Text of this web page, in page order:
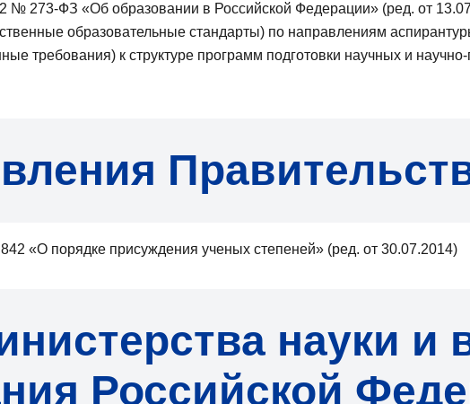
№ 273-ФЗ «Об образовании в Российской Федерации» (ред. от
образовательные стандарты) по направлениям
требования) к структуре программ подготовки научных и научно-
«О порядке присуждения ученых степеней» (ред. от 30.07.2014)
науки и
Российской